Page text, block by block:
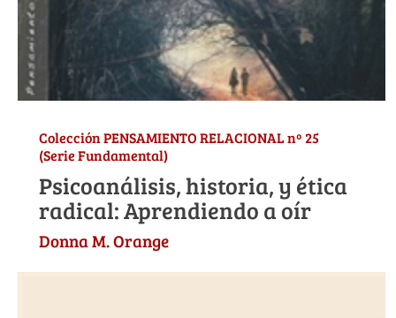
Colección PENSAMIENTO RELACIONAL nº 25
(Serie Fundamental)
Psicoanálisis, historia, y ética
radical: Aprendiendo a oír
Donna M. Orange